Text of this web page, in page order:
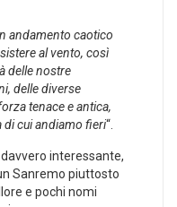
andamento caotico
al vento, così
delle nostre
delle diverse
tenace e antica,
di cui andiamo fieri“.
interessante,
Sanremo piuttosto
e pochi nomi